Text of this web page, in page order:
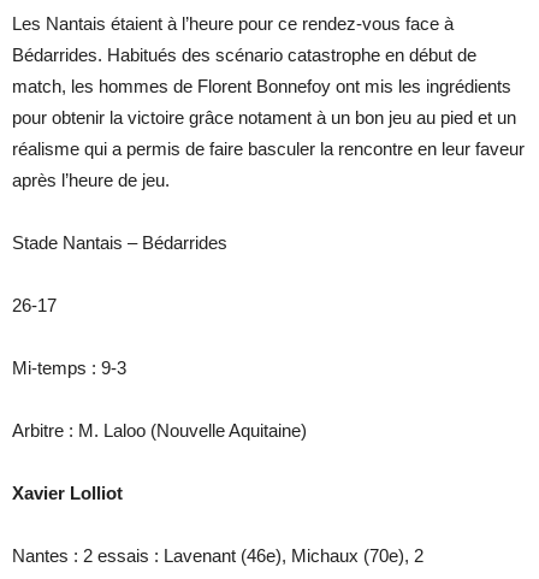
Les Nantais étaient à l’heure pour ce rendez-vous face à
Bédarrides. Habitués des scénario catastrophe en début de
match, les hommes de Florent Bonnefoy ont mis les ingrédients
pour obtenir la victoire grâce notament à un bon jeu au pied et un
réalisme qui a permis de faire basculer la rencontre en leur faveur
après l’heure de jeu.
Stade Nantais – Bédarrides
26-17
Mi-temps : 9-3
Arbitre : M. Laloo (Nouvelle Aquitaine)
Xavier Lolliot
Nantes : 2 essais : Lavenant (46e), Michaux (70e), 2